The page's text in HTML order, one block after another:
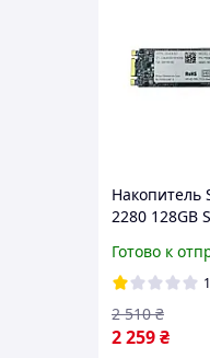
Накопитель
2280 128GB
Готово к
2 259₴
2 510 ₴